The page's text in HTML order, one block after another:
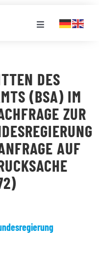
Toggle
DES
(BSA) IM
ZUR
AUF